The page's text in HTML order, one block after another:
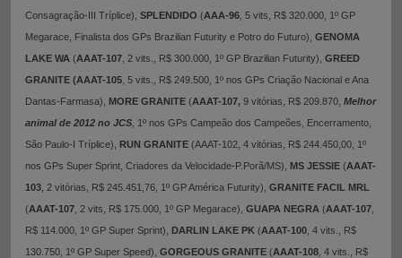
Consagração-III Tríplice), SPLENDIDO (AAA-96 , 5 vits, R$ 320.000, 1º GP
Megarace, Finalista dos GPs Brazilian Futurity e Potro do Futuro), GENOMA
LAKE WA (AAAT-107 , 2 vits., R$ 300.000, 1º GP Brazilian Futurity), GREED
GRANITE (AAAT-105 , 5 vits., R$ 249.500, 1º nos GPs Criação Nacional e Ana
Dantas-Farmasa), MORE GRANITE (AAAT-107, 9 vitórias, R$ 209.870, Melhor
animal de 2012 no JCS , 1º nos GPs Campeão dos Campeões, Encerramento,
São Paulo-I Tríplice), RUN GRANITE (AAAT-102, 4 vitórias, R$ 244.450,00, 1º
nos GPs Super Sprint, Criadores da Velocidade-P.Porã/MS), MS JESSIE (AAAT-
103 , 2 vitórias, R$ 245.451,76, 1º GP América Futurity), GRANITE FACIL MRL
(AAAT-107 , 2 vits, R$ 175.000, 1º GP Megarace), GUAPA NEGRA (AAAT-107
R$ 114.000, 1º GP Super Sprint), DARLIN LAKE PK (AAAT-100 , 4 vits., R$
130.750, 1º GP Super Speed), GORGEOUS GRANITE (AAAT-108 , 4 vits., R$